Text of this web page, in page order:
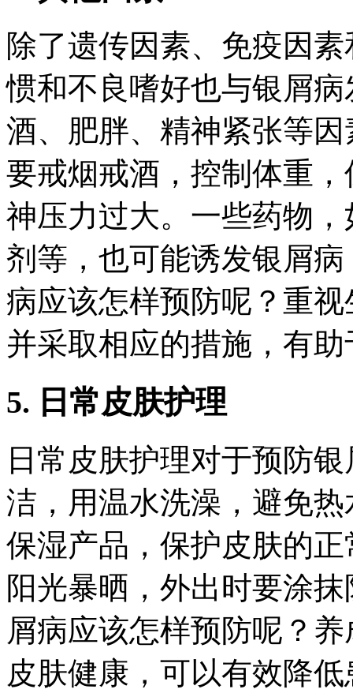
除了遗传因素、免疫因
惯和不良嗜好也与银屑
酒、肥胖、精神紧张等
要戒烟戒酒，控制体重
神压力过大。一些药物
剂等，也可能诱发银屑
病应该怎样预防呢？重
并采取相应的措施，有
5. 日常皮肤护理
日常皮肤护理对于预防
洁，用温水洗澡，避免
保湿产品，保护皮肤的
阳光暴晒，外出时要涂
屑病应该怎样预防呢？
皮肤健康，可以有效降